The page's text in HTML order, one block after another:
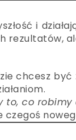
i
chcesz być
to, co robimy